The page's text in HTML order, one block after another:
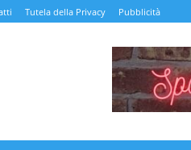
Tutela della Privacy Pubblicità